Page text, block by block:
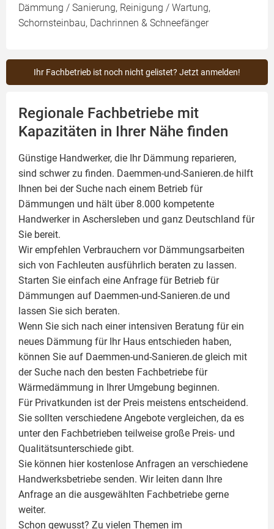
Dämmung / Sanierung, Reinigung / Wartung,
Schornsteinbau, Dachrinnen & Schneefänger
Ihr Fachbetrieb ist noch nicht gelistet? Jetzt anmelden!
Regionale Fachbetriebe mit
Kapazitäten in Ihrer Nähe finden
Günstige Handwerker, die Ihr Dämmung reparieren,
sind schwer zu finden. Daemmen-und-Sanieren.de hilft
Ihnen bei der Suche nach einem Betrieb für
Dämmungen und hält über 8.000 kompetente
Handwerker in Aschersleben und ganz Deutschland für
Sie bereit.
Wir empfehlen Verbrauchern vor Dämmungsarbeiten
sich von Fachleuten ausführlich beraten zu lassen.
Starten Sie einfach eine Anfrage für Betrieb für
Dämmungen auf Daemmen-und-Sanieren.de und
lassen Sie sich beraten.
Wenn Sie sich nach einer intensiven Beratung für ein
neues Dämmung für Ihr Haus entschieden haben,
können Sie auf Daemmen-und-Sanieren.de gleich mit
der Suche nach den besten Fachbetriebe für
Wärmedämmung in Ihrer Umgebung beginnen.
Für Privatkunden ist der Preis meistens entscheidend.
Sie sollten verschiedene Angebote vergleichen, da es
unter den Fachbetrieben teilweise große Preis- und
Qualitätsunterschiede gibt.
Sie können hier kostenlose Anfragen an verschiedene
Handwerksbetriebe senden. Wir leiten dann Ihre
Anfrage an die ausgewählten Fachbetriebe gerne
weiter.
Schon gewusst? Zu vielen Themen im